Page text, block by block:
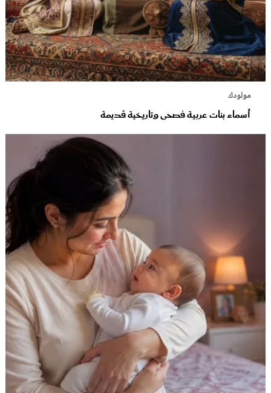
مولودك
أسماء بنات عربية فصحى وتاريخية قديمة